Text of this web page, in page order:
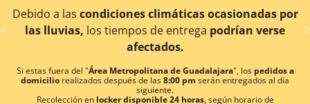
< div class="carousel-inner">
climáticas ocasionadas por
los tiempos de entregapodrían verse
¡Ahora
Si estas fuera del "Área Metropolitana de Guadalajara", los pedidos a
domicilio realizados después de las8:00 pm serán entregados al día
siguiente.
Recolección en locker disponible 24 horas, según horario de